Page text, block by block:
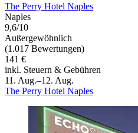
The Perry Hotel Naples
Naples
9,6/10
Außergewöhnlich
(1.017 Bewertungen)
141 €
inkl. Steuern & Gebühren
11. Aug.–12. Aug.
The Perry Hotel Naples